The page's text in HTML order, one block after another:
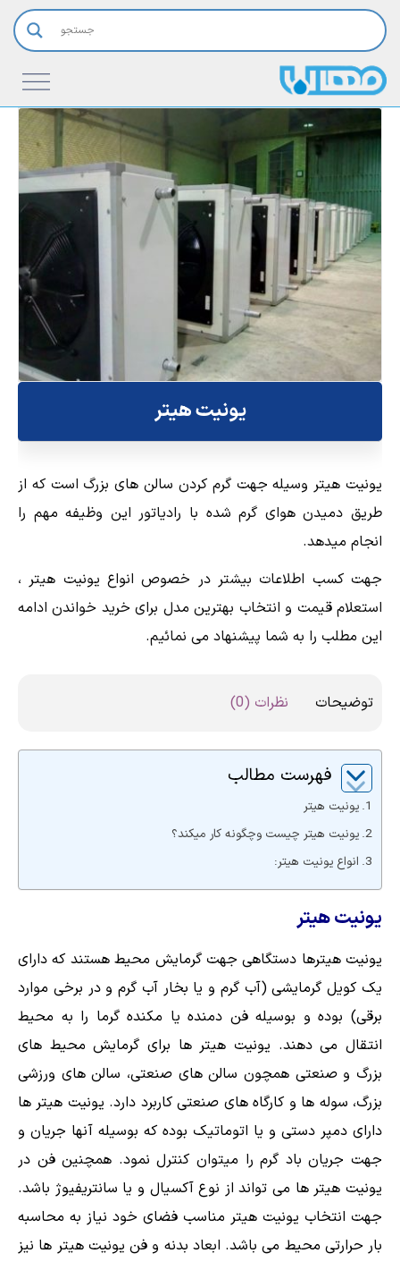
یونیت هیتر
یونیت هیتر وسیله جهت گرم کردن سالن های بزرگ است که از
طریق دمیدن هوای گرم شده با رادیاتور این وظیفه مهم را
انجام میدهد.
جهت کسب اطلاعات بیشتر در خصوص انواع یونیت هیتر ،
استعلام قیمت و انتخاب بهترین مدل برای خرید خواندن ادامه
این مطلب را به شما پیشنهاد می نمائیم.
توضیحات نظرات (0)
فهرست مطالب
یونیت هیتر
یونیت هیتر چیست وچگونه کار میکند؟
انواع یونیت هیتر:
یونیت هیتر
یونیت هیترها دستگاهی جهت گرمایش محیط هستند که دارای
یک کویل گرمایشی (آب گرم و یا بخار آب گرم و در برخی موارد
برقی) بوده و بوسیله فن دمنده یا مکنده گرما را به محیط
انتقال می دهند. یونیت هیتر ها برای گرمایش محیط های
بزرگ و صنعتی همچون سالن های صنعتی، سالن های ورزشی
بزرگ، سوله ها و کارگاه های صنعتی کاربرد دارد. یونیت هیتر ها
دارای دمپر دستی و یا اتوماتیک بوده که بوسیله آنها جریان و
جهت جریان باد گرم را میتوان کنترل نمود. همچنین فن در
یونیت هیتر ها می تواند از نوع آکسیال و یا سانتریفیوژ باشد.
جهت انتخاب یونیت هیتر مناسب فضای خود نیاز به محاسبه
بار حرارتی محیط می باشد. ابعاد بدنه و فن یونیت هیتر ها نیز